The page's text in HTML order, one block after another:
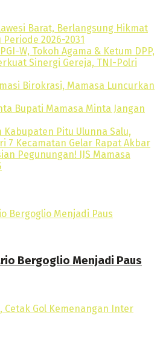
Bergoglio Menjadi Paus